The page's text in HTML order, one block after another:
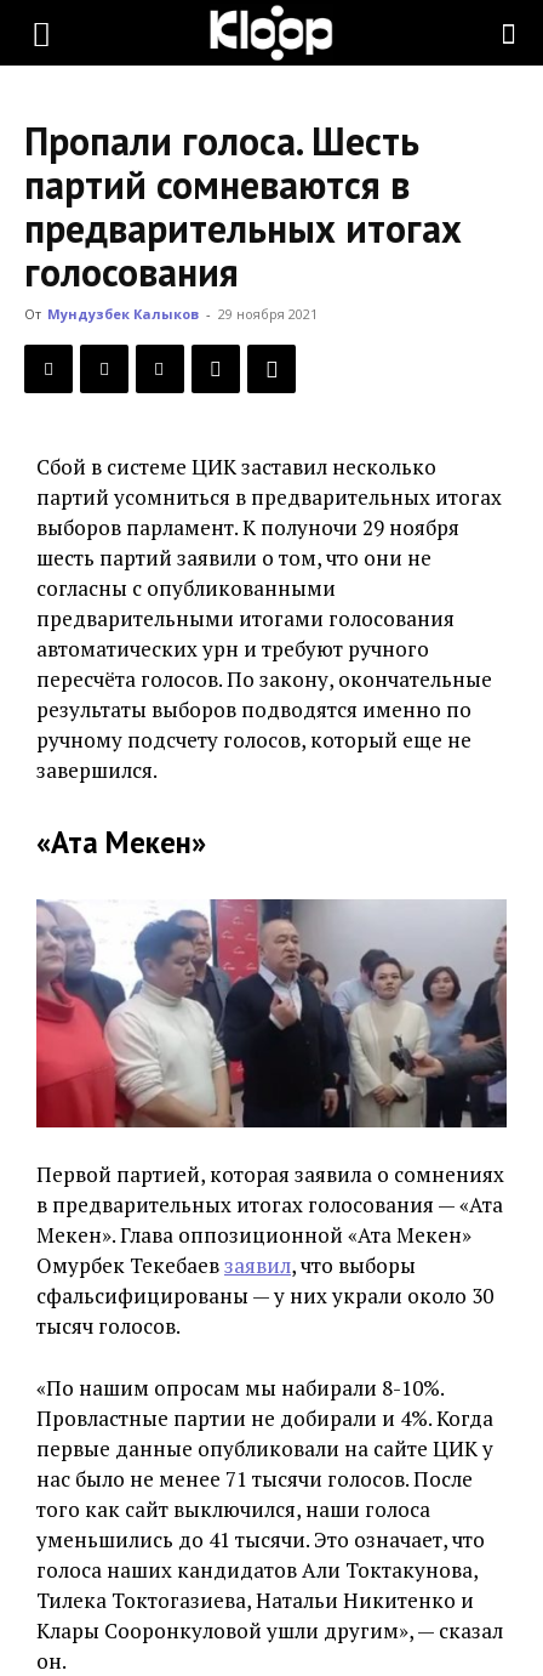
KLOOP.KG
Новости
Кыргызстана
Пропали голоса. Шесть
партий сомневаются в
предварительных итогах
голосования
От Мундузбек Калыков - 29 ноября 2021
Сбой в системе ЦИК заставил несколько
партий усомниться в предварительных итогах
выборов парламент. К полуночи 29 ноября
шесть партий заявили о том, что они не
согласны с опубликованными
предварительными итогами голосования
автоматических урн и требуют ручного
пересчёта голосов. По закону, окончательные
результаты выборов подводятся именно по
ручному подсчету голосов, который еще не
завершился.
«Ата Мекен»
Первой партией, которая заявила о сомнениях
в предварительных итогах голосования — «Ата
Мекен». Глава оппозиционной «Ата Мекен»
Омурбек Текебаевзаявил, что выборы
сфальсифицированы — у них украли около 30
тысяч голосов.
«По нашим опросам мы набирали 8-10%.
Провластные партии не добирали и 4%. Когда
первые данные опубликовали на сайте ЦИК у
нас было не менее 71 тысячи голосов. После
того как сайт выключился, наши голоса
уменьшились до 41 тысячи. Это означает, что
голоса наших кандидатов Али Токтакунова,
Тилека Токтогазиева, Натальи Никитенко и
Клары Сооронкуловой ушли другим», — сказал
он.